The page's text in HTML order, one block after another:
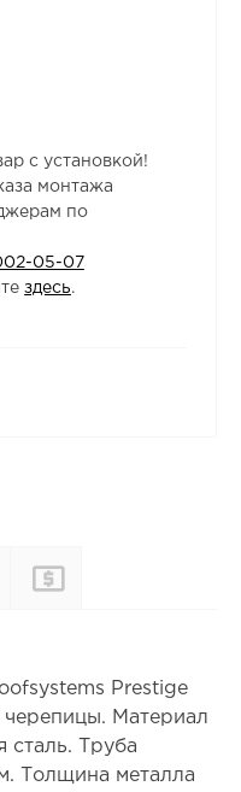
с установкой!
монтажа
по
05-07
здесь.
Документы
Prestige
Материал
сталь. Труба
Толщина металла